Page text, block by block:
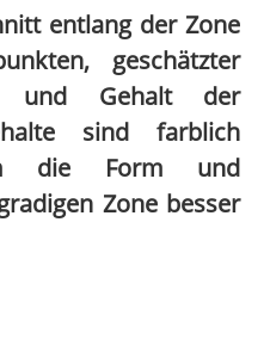
entlang der Zone
geschätzter
und Gehalt der
sind farblich
die Form und
Zone besser